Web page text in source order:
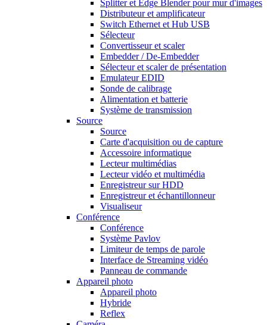
Splitter et Edge Blender pour mur d'images
Distributeur et amplificateur
Switch Ethernet et Hub USB
Sélecteur
Convertisseur et scaler
Embedder / De-Embedder
Sélecteur et scaler de présentation
Emulateur EDID
Sonde de calibrage
Alimentation et batterie
Système de transmission
Source
Source
Carte d'acquisition ou de capture
Accessoire informatique
Lecteur multimédias
Lecteur vidéo et multimédia
Enregistreur sur HDD
Enregistreur et échantillonneur
Visualiseur
Conférence
Conférence
Système Pavlov
Limiteur de temps de parole
Interface de Streaming vidéo
Panneau de commande
Appareil photo
Appareil photo
Hybride
Reflex